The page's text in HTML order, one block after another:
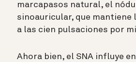
marcapasos natural, el
sinoauricular, que mantiene
a las cien pulsaciones por
Ahora bien, el SNA influye